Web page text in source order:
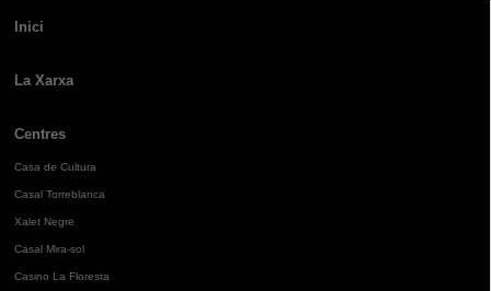
Inici
La Xarxa
Centres
Casa de Cultura
Casal Torreblanca
Xalet Negre
Casal Mira-sol
Casino La Floresta